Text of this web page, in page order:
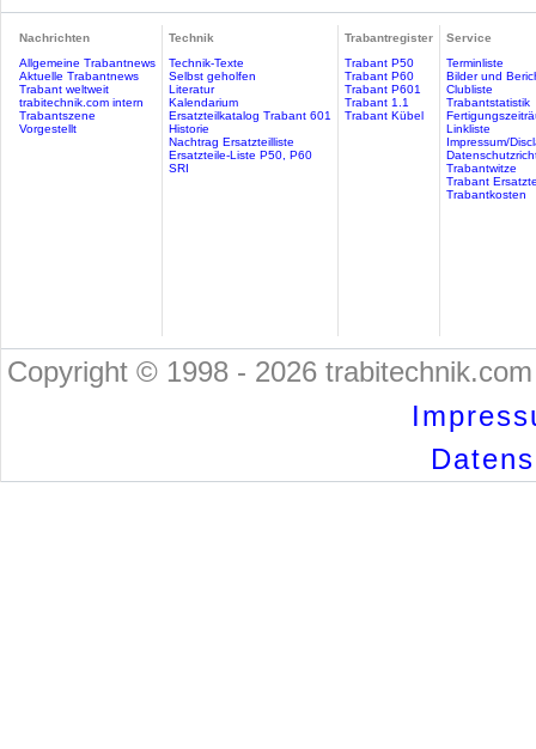
Nachrichten
Allgemeine Trabantnews
Aktuelle Trabantnews
Trabant weltweit
trabitechnik.com intern
Trabantszene
Vorgestellt
Technik
Technik-Texte
Selbst geholfen
Literatur
Kalendarium
Ersatzteilkatalog Trabant 601
Historie
Nachtrag Ersatzteilliste
Ersatzteile-Liste P50, P60
SRI
Trabantregister
Trabant P50
Trabant P60
Trabant P601
Trabant 1.1
Trabant Kübel
Service
Terminliste
Bilder und
Clubliste
Trabantstatistik
Linkliste
Impressum/
Trabantwitze
Trabant
Trabantkosten
Copyright © 1998 - 2026